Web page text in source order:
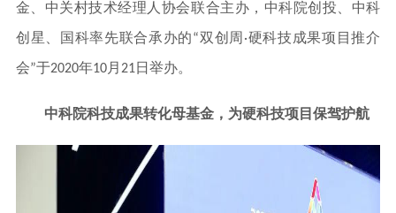
金、中关村技术经理人协会联合主办，中科院创投、中科
创星、国科率先联合承办的“双创周·硬科技成果项目推介
会”于2020年10月21日举办。
中科院科技成果转化母基金，为硬科技项目保驾护航